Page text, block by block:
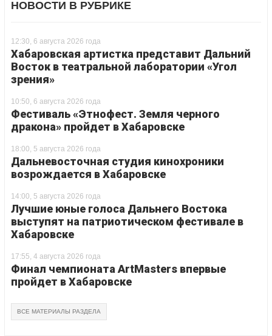
НОВОСТИ В РУБРИКЕ
12:30, 6 августа 2026 года
Хабаровская артистка представит Дальний
Восток в театральной лаборатории «Угол
зрения»
10:50, 6 августа 2026 года
Фестиваль «Этнофест. Земля черного
дракона» пройдет в Хабаровске
18:00, 5 августа 2026 года
Дальневосточная студия кинохроники
возрождается в Хабаровске
14:00, 5 августа 2026 года
Лучшие юные голоса Дальнего Востока
выступят на патриотическом фестивале в
Хабаровске
17:55, 4 августа 2026 года
Финал чемпионата ArtMasters впервые
пройдет в Хабаровске
ВСЕ МАТЕРИАЛЫ РАЗДЕЛА